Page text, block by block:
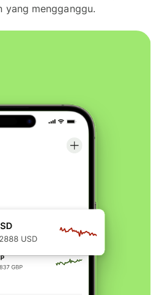
yang mengganggu.